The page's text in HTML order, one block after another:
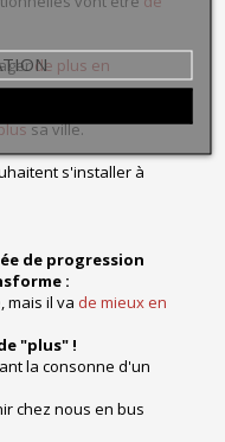
de plus en
sa ville.
s'installer à
de progression
:
mais il va de mieux en
"plus" !
la consonne d'un
chez nous en bus